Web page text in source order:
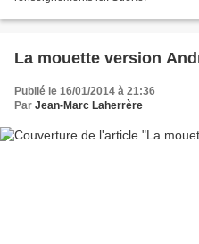
La mouette version
Publié le 16/01/2014 à 21:36
Par Jean-Marc Laherrère